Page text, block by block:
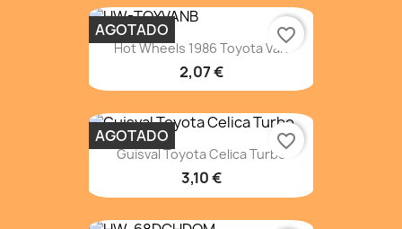
Hot Wheels 1986 Toyota Van
2,07 €
AGOTADO favorite_border
Guisval Toyota Celica Turbo
3,10 €
AGOTADO favorite_border